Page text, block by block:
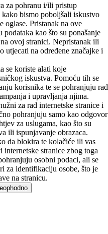
za pohranu i/ili pristup
bismo poboljšali iskustvo
oglase. Pristanak na ove
kao što su ponašanje
ovoj stranici. Nepristanak ili
utjecati na određene značajke i
se koriste alati koje
iskustva. Pomoću tih se
korisnika te se pohranjuju
i upravljanja njima.
za rad internetske stranice i
pohranjuju samo kao odgovor
za uslugama, kao što su
ili ispunjavanje obrazaca.
da blokira te kolačiće ili vas
stranice zbog toga
osobni podaci, ali se
za identifikaciju osobe, što je
na stranicu.